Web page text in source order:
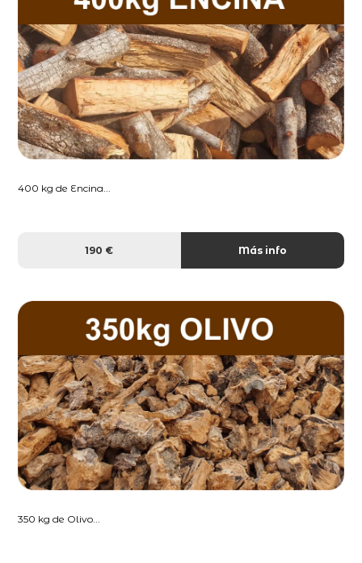
400 kg de Encina...
190 € Más info
350 kg de Olivo...